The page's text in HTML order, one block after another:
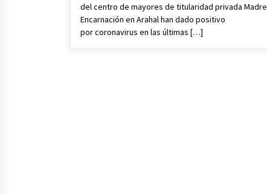
del centro de mayores de titularidad privada Madre
Encarnación en Arahal han dado positivo
por coronavirus en las últimas […]